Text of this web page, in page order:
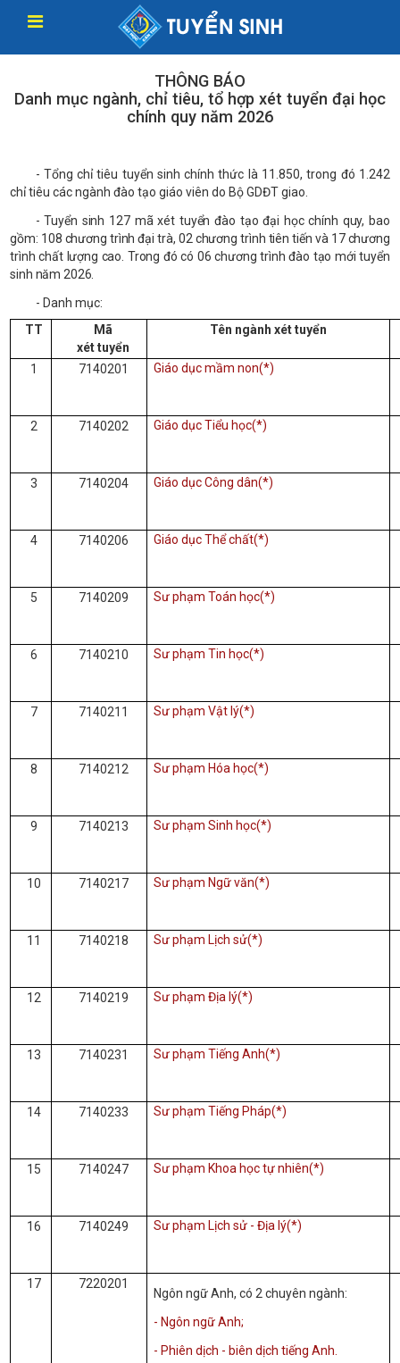
THÔNG BÁO
Danh mục ngành, chỉ tiêu, tổ hợp xét tuyển đại học
chính quy năm 2026
- Tổng chỉ tiêu tuyển sinh chính thức là 11.850, trong đó 1.242
chỉ tiêu các ngành đào tạo giáo viên do Bộ GDĐT giao.
- Tuyển sinh 127 mã xét tuyển đào tạo đại học chính quy, bao
gồm: 108 chương trình đại trà, 02 chương trình tiên tiến và 17 chương
trình chất lượng cao. Trong đó có 06 chương trình đào tạo mới tuyển
sinh năm 2026.
- Danh mục:
TT
Mã
xét tuyển
Tên ngành xét tuyển
1 7140201 Giáo dục mầm non(*)
2 7140202 Giáo dục Tiểu học(*)
3 7140204 Giáo dục Công dân(*)
4 7140206 Giáo dục Thể chất(*)
5 7140209 Sư phạm Toán học(*)
6 7140210 Sư phạm Tin học(*)
7 7140211 Sư phạm Vật lý(*)
8 7140212 Sư phạm Hóa học(*)
9 7140213 Sư phạm Sinh học(*)
10 7140217 Sư phạm Ngữ văn(*)
11 7140218 Sư phạm Lịch sử(*)
12 7140219 Sư phạm Địa lý(*)
13 7140231 Sư phạm Tiếng Anh(*)
14 7140233 Sư phạm Tiếng Pháp(*)
15 7140247 Sư phạm Khoa học tự nhiên(*)
16 7140249 Sư phạm Lịch sử - Địa lý(*)
17 7220201
Ngôn ngữ Anh, có 2 chuyên ngành:
- Ngôn ngữ Anh;
- Phiên dịch - biên dịch tiếng Anh.